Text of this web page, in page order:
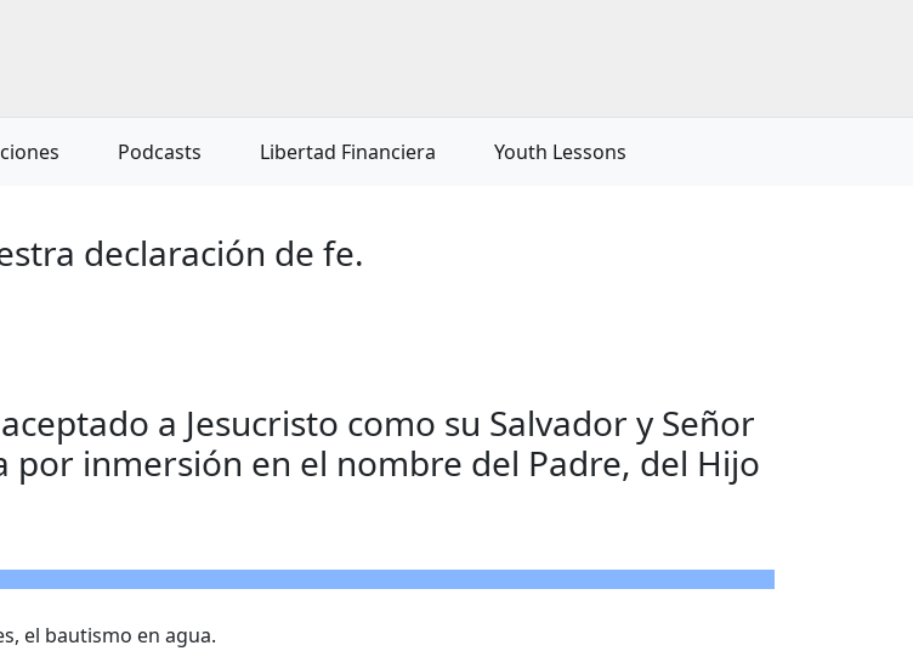
Podcasts Libertad Financiera Youth Lessons
declaración de fe.
a Jesucristo como su Salvador y Señor
por inmersión en el nombre del Padre, del Hijo
el bautismo en agua.